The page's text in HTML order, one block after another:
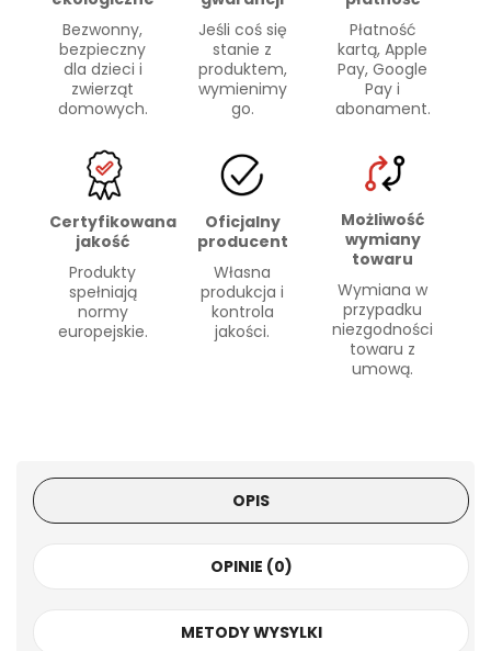
Bezwonny,
bezpieczny
dla dzieci i
zwierząt
domowych.
Jeśli coś się
stanie z
produktem,
wymienimy
go.
Płatność
kartą, Apple
Pay, Google
Pay i
abonament.
Certyfikowana
jakość
Produkty
spełniają
normy
europejskie.
Oficjalny
producent
Własna
produkcja i
kontrola
jakości.
Możliwość
wymiany
towaru
Wymiana w
przypadku
niezgodności
towaru z
umową.
OPIS
OPINIE (0)
METODY WYSYLKI